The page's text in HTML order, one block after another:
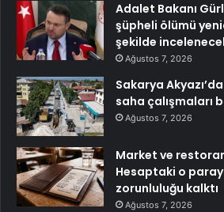
Adalet Bakanı
şüpheli ölümü
şekilde
Ağustos 7, 2026
Sakarya
saha çalışmaları
Ağustos 7, 2026
Market ve
Hesaptaki o
zorunluluğu kalktı
Ağustos 7, 2026